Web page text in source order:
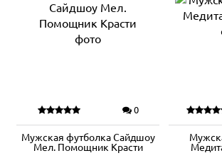
0
Мужская футболка Сайдшоу
Мел. Помощник Красти